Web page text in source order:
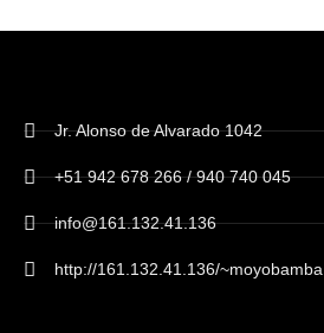
Jr. Alonso de Alvarado 1042
+51 942 678 266 / 940 740 045
info@161.132.41.136
http://161.132.41.136/~moyobamba